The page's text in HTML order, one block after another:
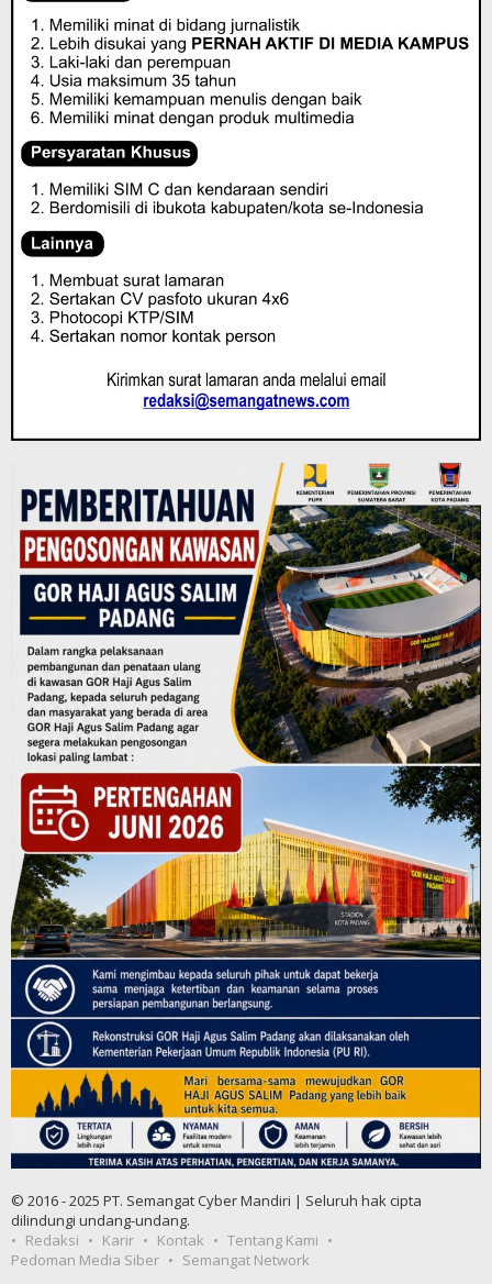
© 2016 - 2025 PT. Semangat Cyber Mandiri | Seluruh hak cipta
dilindungi undang-undang.
Redaksi
Karir Kontak
Tentang Kami
Pedoman Media Siber
Semangat Network